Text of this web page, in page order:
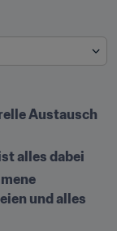
Austausch
alles dabei
und alles